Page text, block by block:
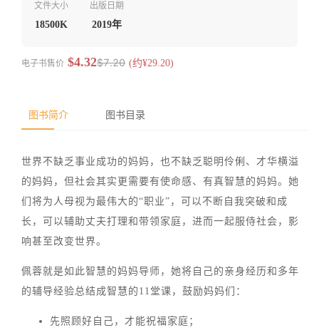
文件大小
18500K
出版日期
2019年
电子书售价 $4.32$7.20 (约¥29.20)
图书简介 图书目录
世界不缺乏事业成功的妈妈，也不缺乏聪明伶俐、才华横溢
的妈妈，但社会其实更需要有使命感、有真智慧的妈妈。她
们将为人母视为最伟大的“职业”，可以不断自我突破和成
长，可以辅助丈夫打理和带领家庭，进而一起服侍社会，影
响甚至改变世界。
佩蓉就是如此智慧的妈妈导师，她将自己的亲身经历和多年
的辅导经验总结成智慧的11堂课，鼓励妈妈们：
先照顾好自己，才能祝福家庭；